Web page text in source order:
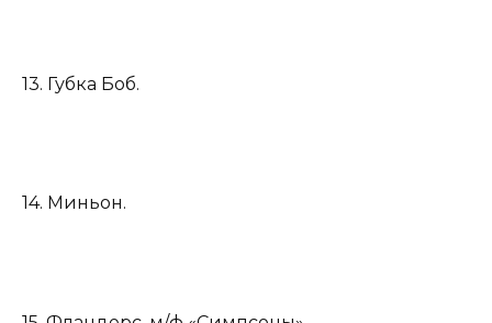
13. Губка Боб.
14. Миньон.